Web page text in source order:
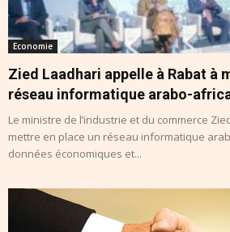
Economie
Zied Laadhari appelle à Rabat à
réseau informatique arabo-
Le ministre de l’industrie et du commerce
mettre en place un réseau informatique
données économiques et...